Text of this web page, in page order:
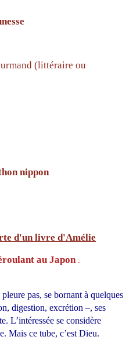
(littéraire ou
nippon
d'un livre d'Amélie
au Japon :
pas, se bornant à quelques
digestion, excrétion –, ses
L’intéressée se considère
Mais ce tube, c’est Dieu.